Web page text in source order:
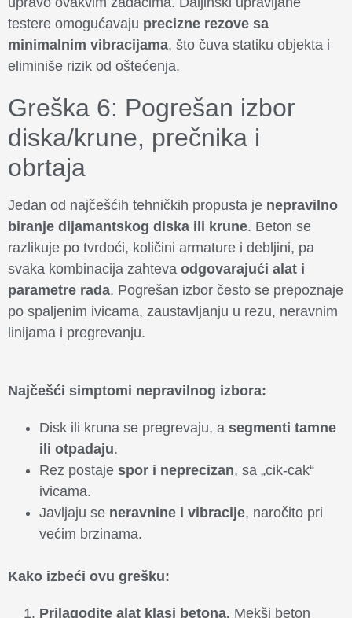
testere omogućavaju precizne rezove sa
minimalnim vibracijama, što čuva statiku objekta i
eliminiše rizik od oštećenja.
Greška 6: Pogrešan izbor
diska/krune, prečnika i
obrtaja
Jedan od najčešćih tehničkih propusta je nepravilno
biranje dijamantskog diska ili krune. Beton se
razlikuje po tvrdoći, količini armature i debljini, pa
svaka kombinacija zahteva odgovarajući alat i
parametre rada. Pogrešan izbor često se prepoznaje
po spaljenim ivicama, zaustavljanju u rezu, neravnim
linijama i pregrevanju.
Najčešći simptomi nepravilnog izbora:
Disk ili kruna se pregrevaju, a segmenti tamne
ili otpadaju.
Rez postaje spor i neprecizan, sa „cik-cak“
ivicama.
Javljaju se neravnine i vibracije, naročito pri
većim brzinama.
Kako izbeći ovu grešku:
Prilagodite alat klasi betona. Mekši beton